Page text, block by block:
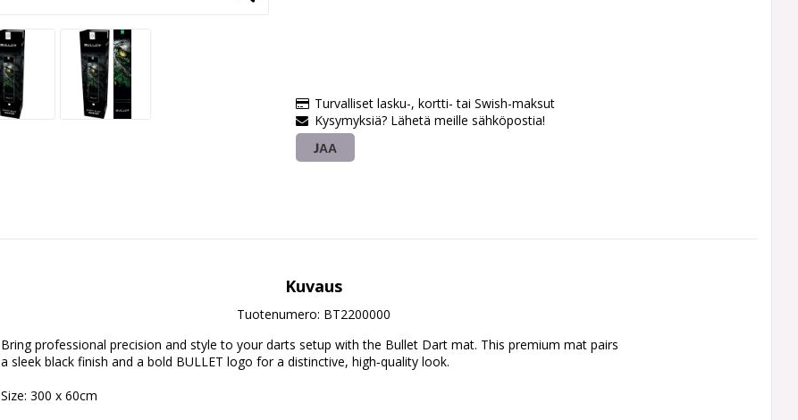
Turvalliset lasku-, kortti- tai Swish-maksut
Kysymyksiä? Lähetä meille sähköpostia!
JAA
Kuvaus
Tuotenumero: BT2200000
Bring professional precision and style to your darts setup with the Bullet Dart mat. This premium mat pairs
a sleek black finish and a bold BULLET logo for a distinctive, high‑quality look.
Size: 300 x 60cm